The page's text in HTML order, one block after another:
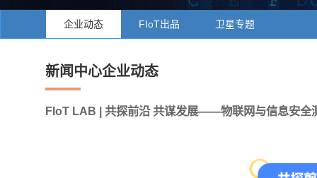
企业动态 FIoT出品 卫星专题
新闻中心企业动态
FIoT LAB | 共探前沿 共谋发展——物联网与信息安全